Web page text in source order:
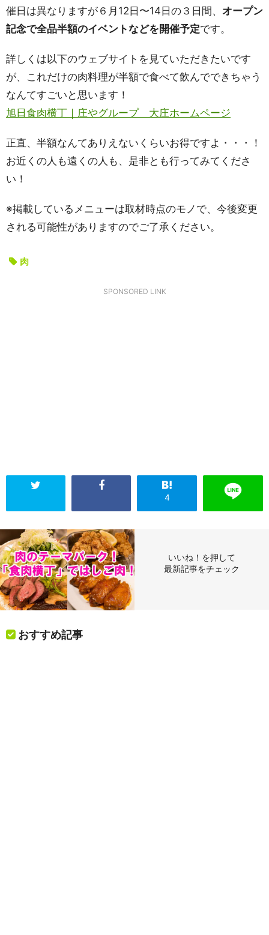
催日は異なりますが６月12日〜14日の３日間、 オープン
記念で全品半額のイベントなどを開催予定です。
詳しくは以下のウェブサイトを見ていただきたいです
が、これだけの肉料理が半額で食べて飲んでできちゃう
なんてすごいと思います！
旭日食肉横丁｜庄やグループ 大庄ホームページ
正直、半額なんてありえないくらいお得ですよ・・・！
お近くの人も遠くの人も、是非とも行ってみてくださ
い！
※掲載しているメニューは取材時点のモノで、今後変更
される可能性がありますのでご了承ください。
肉
SPONSORED LINK
4
いいね！を押して
最新記事をチェック
おすすめ記事